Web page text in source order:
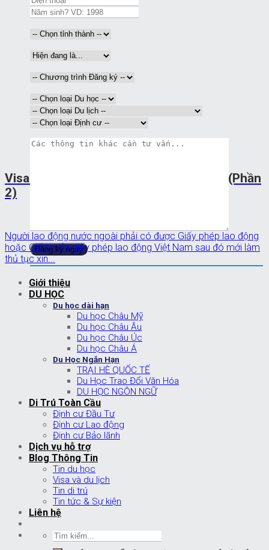
Giới thiệu
DU HỌC
Du học dài hạn
Du học Châu Mỹ
Du học Châu Âu
Du học Châu Úc
Du học Châu Á
Du Học Ngắn Hạn
TRẠI HÈ QUỐC TẾ
Du Học Trao Đổi Văn Hóa
DU HỌC NGÔN NGỮ
Di Trú Toàn Cầu
Định cư Đầu Tư
Định cư Lao động
Định cư Bảo lãnh
Dịch vụ hỗ trợ
Blog Thông Tin
Tin du học
Visa và du lịch
Tin di trú
Tin tức & Sự kiện
Liên hệ
Visa – 10 quốc gia dễ đạt thị thực nhất (Phần
2)
Người lao động nước ngoài phải có được Giấy phép lao động
hoặc Giấy miễn giấy phép lao động Việt Nam sau đó mới làm
thủ tục xin...